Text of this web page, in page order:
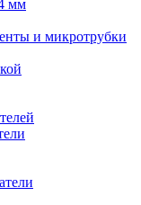
мм
и микротрубки